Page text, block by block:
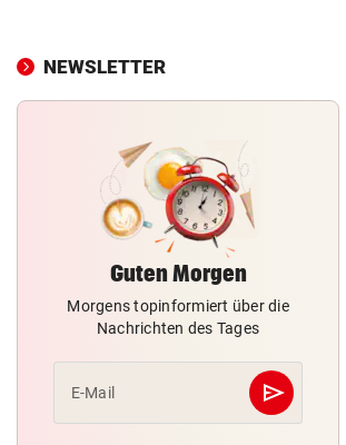
NEWSLETTER
Guten Morgen
Morgens topinformiert über die
Nachrichten des Tages
E-Mail send
Abschicken